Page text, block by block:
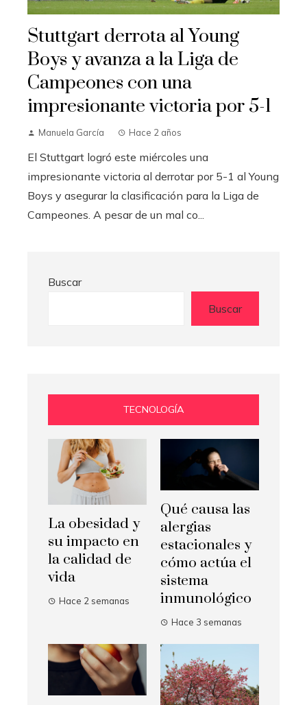
Stuttgart derrota al Young
Boys y avanza a la Liga de
Campeones con una
impresionante victoria por 5-1
Manuela García Hace 2 años
El Stuttgart logró este miércoles una
impresionante victoria al derrotar por 5-1 al Young
Boys y asegurar la clasificación para la Liga de
Campeones. A pesar de un mal co...
Buscar
Buscar
TECNOLOGÍA
La obesidad y
su impacto en
la calidad de
vida
Hace 2 semanas
Qué causa las
alergias
estacionales y
cómo actúa el
sistema
inmunológico
Hace 3 semanas